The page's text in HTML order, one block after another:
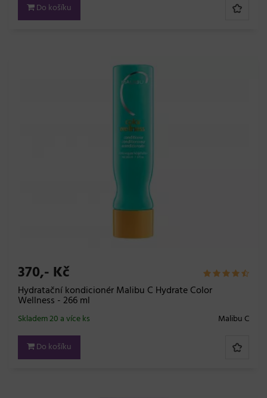
Do košíku
370,- Kč
Hydratační kondicionér Malibu C Hydrate Color
Wellness - 266 ml
Malibu C
Skladem 20 a více ks
Do košíku